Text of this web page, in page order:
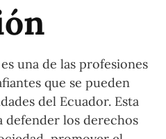
una de las profesiones
que se pueden
del Ecuador. Esta
defender los derechos